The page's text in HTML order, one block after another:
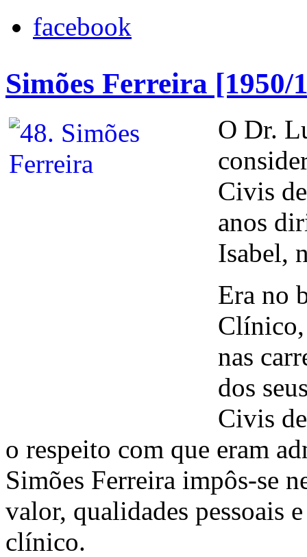
facebook
Simões Ferreira [1950/
O Dr.
Civis
anos
Isabel,
Era no
Clínico,
nas
dos
Civis
o respeito com que eram
Simões Ferreira impôs-se
valor, qualidades pessoais
clínico.